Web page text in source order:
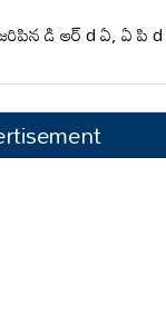
డి ఆర్ d ఏ, ఏ పి d